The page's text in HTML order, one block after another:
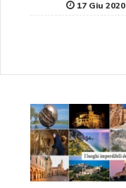
17 Giu 2020